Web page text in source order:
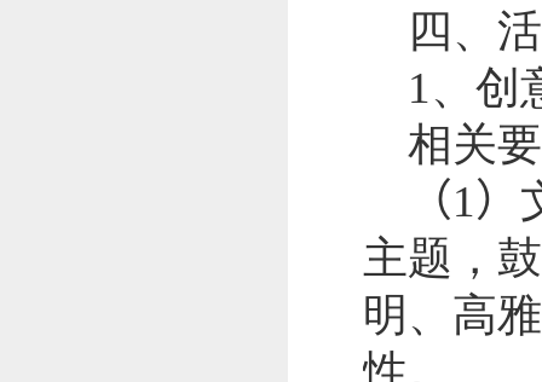
四、
1、创
相关
（1）
主题，
明、高
性。